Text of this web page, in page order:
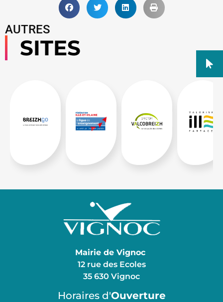
AUTRES
SITES
Mairie de Vignoc
12 rue des Ecoles
35 630 Vignoc
Horaires d'Ouverture